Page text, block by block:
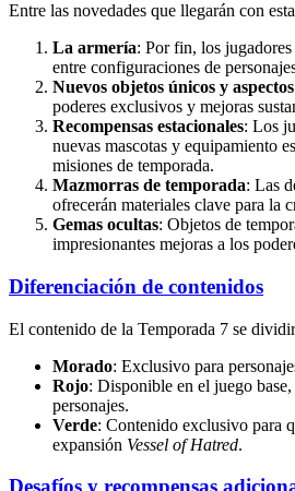
Entre las novedades que llegarán con
La armería: Por fin, los
entre configuraciones de
Nuevos objetos únicos y
poderes exclusivos y mejoras
Recompensas estacionales: Los
nuevas mascotas y equipamiento
misiones de temporada.
Mazmorras de temporada: Las
ofrecerán materiales clave para la
Gemas ocultas: Objetos de
impresionantes mejoras a los
Diferenciación de contenidos
El contenido de la Temporada 7 se
Morado: Exclusivo para
Rojo: Disponible en el juego
personajes.
Verde: Contenido exclusivo para
expansión Vessel of Hatred.
Desafíos y recompensas